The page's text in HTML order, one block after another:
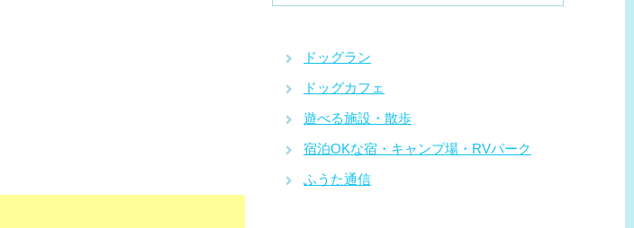
ドッグラン
ドッグカフェ
遊べる施設・散歩
宿泊OKな宿・キャンプ場・RVパーク
ふうた通信